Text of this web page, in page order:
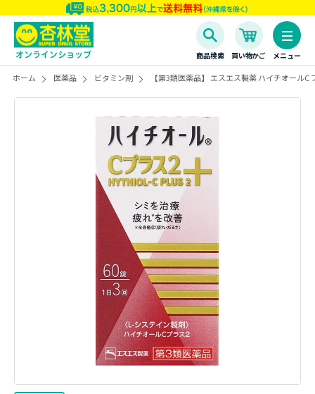
商品検索 買い物かご メニュー
ホーム 医薬品 ビタミン剤 【第3類医薬品】 エスエス製薬 ハイチオールC